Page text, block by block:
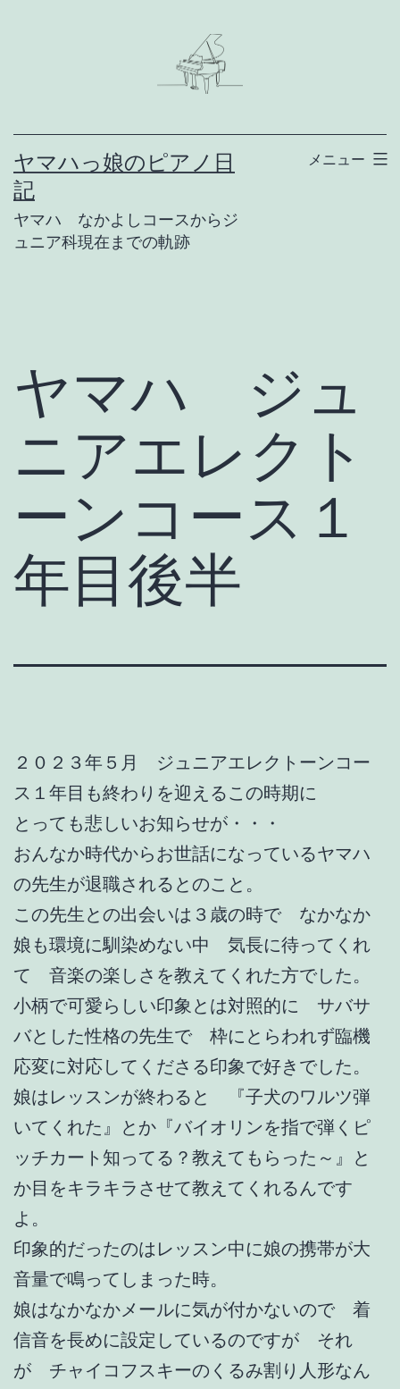
ツ
へ
ス
ヤマハっ娘のピアノ日
記
ヤマハ なかよしコースからジ
ュニア科現在までの軌跡
メニュー
ヤマハ ジュ
ニアエレクト
ーンコース１
年目後半
２０２３年５月 ジュニアエレクトーンコー
ス１年目も終わりを迎えるこの時期に
とっても悲しいお知らせが・・・
おんなか時代からお世話になっているヤマハ
の先生が退職されるとのこと。
この先生との出会いは３歳の時で なかなか
娘も環境に馴染めない中 気長に待ってくれ
て 音楽の楽しさを教えてくれた方でした。
小柄で可愛らしい印象とは対照的に サバサ
バとした性格の先生で 枠にとらわれず臨機
応変に対応してくださる印象で好きでした。
娘はレッスンが終わると 『子犬のワルツ弾
いてくれた』とか『バイオリンを指で弾くピ
ッチカート知ってる？教えてもらった～』と
か目をキラキラさせて教えてくれるんです
よ。
印象的だったのはレッスン中に娘の携帯が大
音量で鳴ってしまった時。
娘はなかなかメールに気が付かないので 着
信音を長めに設定しているのですが それ
が チャイコフスキーのくるみ割り人形なん